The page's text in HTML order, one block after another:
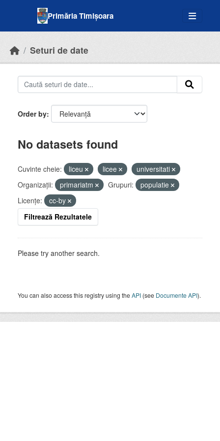
Primăria Timișoara
Seturi de date
Order by
No datasets found
Cuvinte cheie: liceu licee
universitati
Organizații:
primariatm Grupuri:
populatie
Licenţe:
cc-by
Filtrează Rezultatele
Please try another search.
You can also access this registry using theAPI (see Documente API).